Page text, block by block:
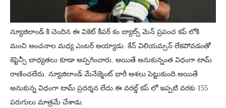
న్యూజిలాండ్ కి చెందిన ఈ వికెట్ కీపర్ కం బ్యాట్స్ మెన్ ప్రపంచ కప్ లోకి
మంచి అంచనాల మధ్య ఎంటర్ అయ్యాడు. కేన్ విలియమ్సన్ లేకపోవడంతో
కెప్టెన్సీ బాధ్యతలు కూడా అప్పగించారు. అయితే అనుకున్నంత విధంగా టామ్
రాణించలేదు. న్యూజిలాండ్ మేనేజ్మెంట్ భారీ ఆశలు పెట్టుకుంది.అయితే
అనుకున్న విధంగా టామ్ ప్రదర్శన లేదు.ఈ వరల్డ్ కప్ లో ఇప్పటి వరకు 155
పరుగులు మాత్రమే చేశాడు.